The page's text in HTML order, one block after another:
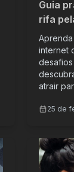
Guia
rifa
internet
atrair
25 de